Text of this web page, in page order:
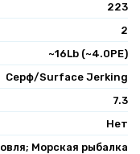
223
2
~16Lb (~4.0PE)
Серф/Surface Jerking
7.3
Нет
Морская рыбалка